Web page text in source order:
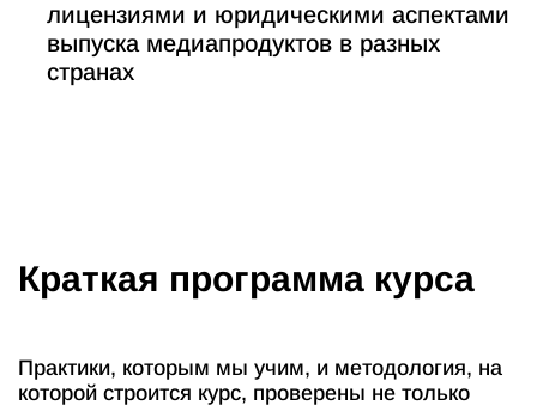
лицензиями и юридическими аспектами
выпуска медиапродуктов в разных
странах
Краткая программа курса
Практики, которым мы учим, и методология, на
которой строится курс, проверены не только